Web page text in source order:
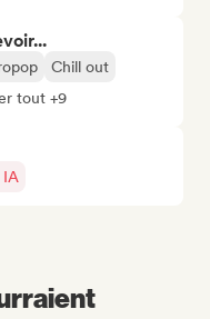
Chill out
tout +9
IA